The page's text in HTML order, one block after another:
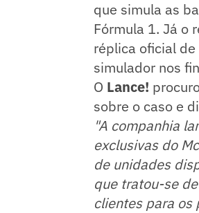
que simula as
Fórmula 1. Já o
réplica oficial
simulador nos
O Lance!
sobre o caso e
"A companhia
exclusivas do
de unidades
que tratou-se
clientes para os